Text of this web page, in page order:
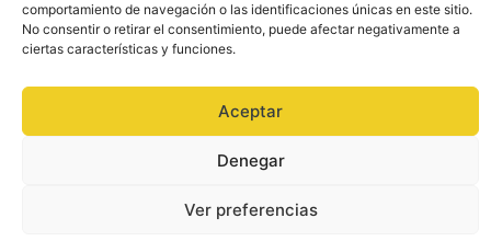
comportamiento de navegación o las identificaciones únicas en este sitio.
No consentir o retirar el consentimiento, puede afectar negativamente a
ciertas características y funciones.
Aceptar
Denegar
Ver preferencias
Español